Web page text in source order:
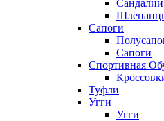
Сандалии
Сапоги
Сапоги
Спортивная
Туфли
Угги
Угги